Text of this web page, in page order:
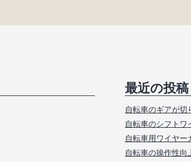
最近の投稿
自転車のギアが切
自転車のシフト
自転車用ワイヤー
自転車の操作性